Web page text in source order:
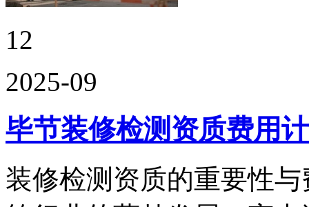
12
2025-09
毕节装修检测资质费用
装修检测资质的重要性